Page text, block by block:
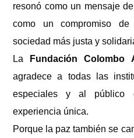
resonó como un mensaje
como un compromiso de
sociedad más justa y
La
Fundación Colombo
agradece a todas las
especiales y al público
experiencia única.
Porque la paz también se